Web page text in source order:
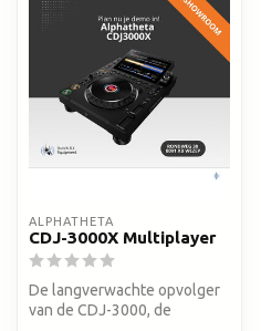
ALPHATHETA
CDJ-3000X Multiplayer
De langverwachte opvolger
van de CDJ-3000, de